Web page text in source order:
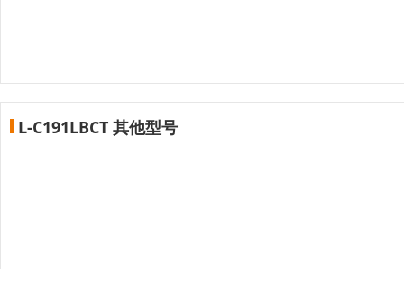
L-C191LBCT 其他型号